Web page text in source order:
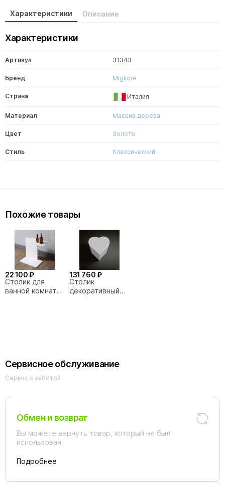
Характеристики Описание
Характеристики
Артикул 31343
Бренд Migliore
Страна Италия
Материал Массив дерева
Цвет Золото
Стиль Классический
Похожие товары
22 100 ₽
Столик для
ванной комнаты
131 760 ₽
Столик
декоративный
Сервисное обслуживание
Сервис с заботой
Обмен и возврат
Вы можете вернуть товар, который не был
использован
Подробнее